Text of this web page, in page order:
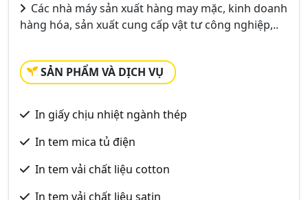
Các nhà máy sản xuất hàng may mặc, kinh doanh
hàng hóa, sản xuất cung cấp vật tư công nghiệp,..
SẢN PHẨM VÀ DỊCH VỤ
In giấy chịu nhiệt ngành thép
In tem mica tủ điện
In tem vải chất liệu cotton
In tem vải chất liệu satin